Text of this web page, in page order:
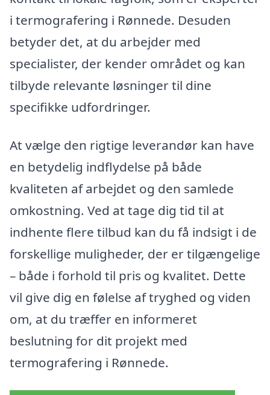
i termografering i Rønnede. Desuden
betyder det, at du arbejder med
specialister, der kender området og kan
tilbyde relevante løsninger til dine
specifikke udfordringer.
At vælge den rigtige leverandør kan have
en betydelig indflydelse på både
kvaliteten af arbejdet og den samlede
omkostning. Ved at tage dig tid til at
indhente flere tilbud kan du få indsigt i de
forskellige muligheder, der er tilgængelige
– både i forhold til pris og kvalitet. Dette
vil give dig en følelse af tryghed og viden
om, at du træffer en informeret
beslutning for dit projekt med
termografering i Rønnede.